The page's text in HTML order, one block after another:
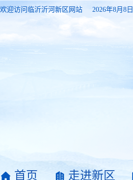
欢迎访问临沂沂河新区网站 2026年8月8
首页 走进新区